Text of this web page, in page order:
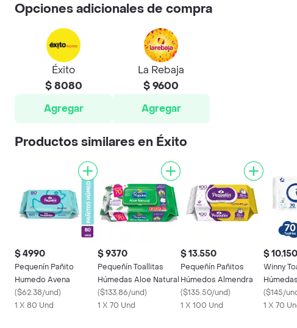
Opciones adicionales de compra
Éxito
$ 8080
Agregar
La Rebaja
$ 9600
Agregar
Productos similares en Éxito
$ 4990
Pequenín Pañito
Humedo Avena
($62.38/und)
1 X 80 Und
$ 9370
Pequeñín Toallitas
Húmedas Aloe Natural
($133.86/und)
1 X 70 Und
$ 13.550
Pequeñín Pañitos
Húmedos Almendra
($135.50/und)
1 X 100 Und
$ 10.150
Winny
Vera y
($145/
1 X 70